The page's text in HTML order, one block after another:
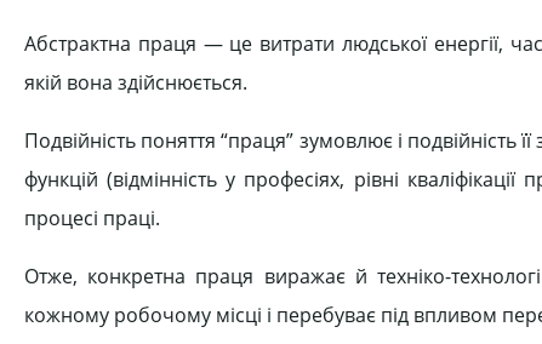
Абстрактна праця — це витрати людської енергії,
якій вона здійснюється.
Подвійність поняття “праця” зумовлює і подвійність
функцій (відмінність у професіях, рівні
процесі праці.
Отже, конкретна праця виражає й техніко-
кожному робочому місці і перебуває під впливом